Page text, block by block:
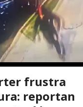
frustra
reportan